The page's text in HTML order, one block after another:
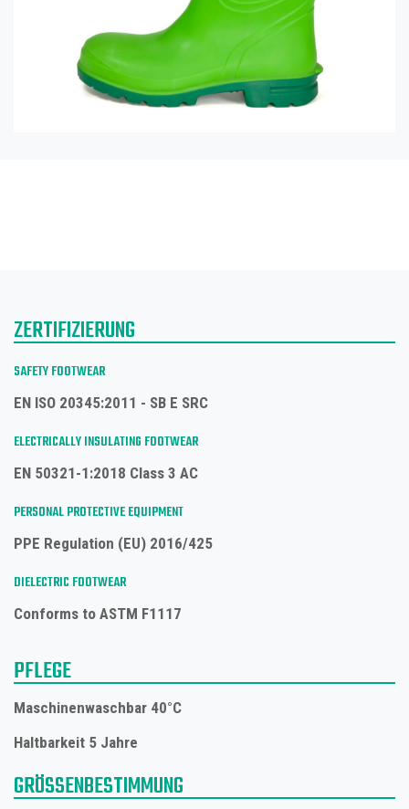
ZERTIFIZIERUNG
SAFETY FOOTWEAR
EN ISO 20345:2011 - SB E SRC
ELECTRICALLY INSULATING FOOTWEAR
EN 50321-1:2018 Class 3 AC
PERSONAL PROTECTIVE EQUIPMENT
PPE Regulation (EU) 2016/425
DIELECTRIC FOOTWEAR
Conforms to ASTM F1117
PFLEGE
Maschinenwaschbar 40°C
Haltbarkeit 5 Jahre
GRÖSSENBESTIMMUNG